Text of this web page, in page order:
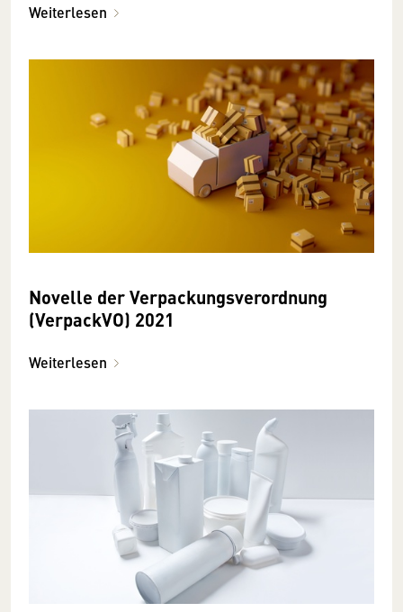
Weiterlesen
Novelle der Verpackungsverordnung
(VerpackVO) 2021
Weiterlesen